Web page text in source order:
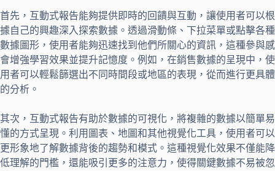
首先，互動式報告能夠提供即時的回饋與互動，讓使用者可以根
據自己的興趣深入探索數據。透過滑動條、下拉菜單或點擊各種
數據圖形，使用者能夠迅速找到他們所關心的資訊，這種參與感
會增強學習效果並提升記憶度。例如，在銷售數據的呈現中，使
用者可以輕鬆篩選出不同時間段或地區的表現，從而進行更具體
的分析。
其次，互動式報告有助於數據的可視化，將複雜的數據以簡單易
懂的方式呈現。利用圖表、地圖和其他視覺化工具，使用者可以
更形象地了解數據背後的趨勢和模式。這種視覺化效果不僅能降
低理解的門檻，還能吸引更多的注意力，使得關鍵數據不易被忽